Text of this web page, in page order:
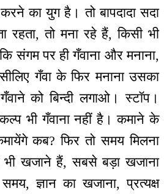
का युग है। तो बापदादा सदा
रहता, तो मना रहे हैं, किसी भी
संगम पर ही गँवाना और मनाना,
गँवा के फिर मनाना उसका
को बिन्दी लगाओ। स्टॉप।
भी गँवाना नहीं है। कमाने के
कब? फिर तो समय मिलना
खजाने हैं, सबसे बड़ा खजाना
ज्ञान का खजाना, प्रत्यक्ष